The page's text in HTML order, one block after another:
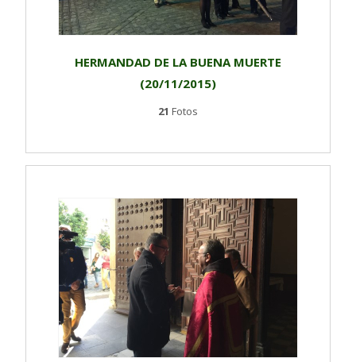
HERMANDAD DE LA BUENA MUERTE
(20/11/2015)
21 Fotos